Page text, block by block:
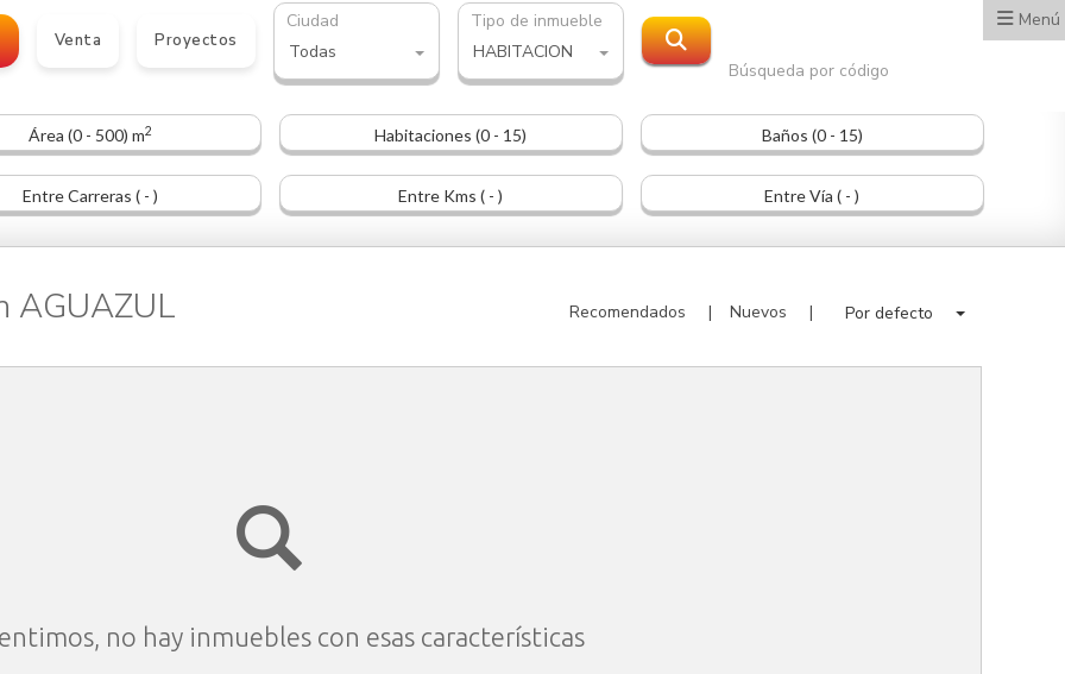
Menú
Venta Proyectos
Ciudad
Todas
Tipo de inmueble
HABITACION
Búsqueda por código
Área (0 - 500) m2 Habitaciones (0 - 15) Baños (0 - 15)
Entre Carreras ( - ) Entre Kms ( - ) Entre Vía ( - )
AGUAZUL Recomendados Nuevos Por defecto
no hay inmuebles con esas características